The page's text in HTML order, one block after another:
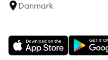
Danmark